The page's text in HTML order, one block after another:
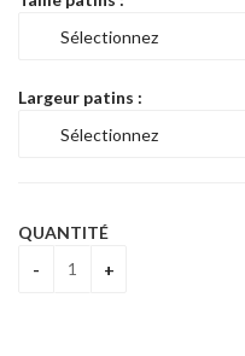
Largeur patins :
QUANTITÉ